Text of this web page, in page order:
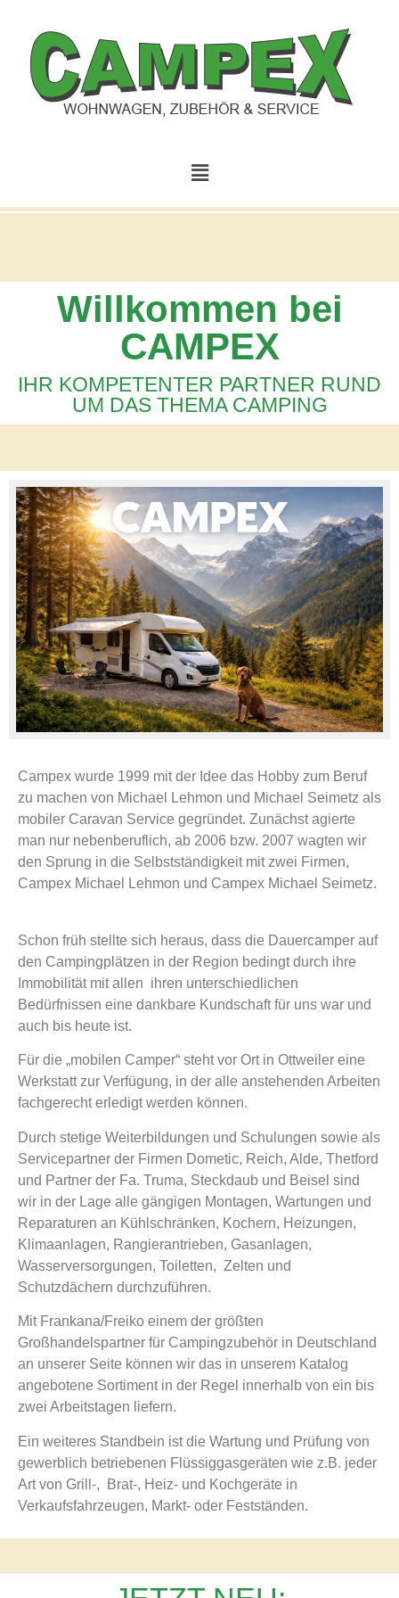
Willkommen bei
CAMPEX
IHR KOMPETENTER PARTNER RUND
UM DAS THEMA CAMPING
Campex wurde 1999 mit der Idee das Hobby zum Beruf
zu machen von Michael Lehmon und Michael Seimetz als
mobiler Caravan Service gegründet. Zunächst agierte
man nur nebenberuflich, ab 2006 bzw. 2007 wagten wir
den Sprung in die Selbstständigkeit mit zwei Firmen,
Campex Michael Lehmon und Campex Michael Seimetz.
Schon früh stellte sich heraus, dass die Dauercamper auf
den Campingplätzen in der Region bedingt durch ihre
Immobilität mit allen ihren unterschiedlichen
Bedürfnissen eine dankbare Kundschaft für uns war und
auch bis heute ist.
Für die „mobilen Camper“ steht vor Ort in Ottweiler eine
Werkstatt zur Verfügung, in der alle anstehenden Arbeiten
fachgerecht erledigt werden können.
Durch stetige Weiterbildungen und Schulungen sowie als
Servicepartner der Firmen Dometic, Reich, Alde, Thetford
und Partner der Fa. Truma, Steckdaub und Beisel sind
wir in der Lage alle gängigen Montagen, Wartungen und
Reparaturen an Kühlschränken, Kochern, Heizungen,
Klimaanlagen, Rangierantrieben, Gasanlagen,
Wasserversorgungen, Toiletten, Zelten und
Schutzdächern durchzuführen.
Mit Frankana/Freiko einem der größten
Großhandelspartner für Campingzubehör in Deutschland
an unserer Seite können wir das in unserem Katalog
angebotene Sortiment in der Regel innerhalb von ein bis
zwei Arbeitstagen liefern.
Ein weiteres Standbein ist die Wartung und Prüfung von
gewerblich betriebenen Flüssiggasgeräten wie z.B. jeder
Art von Grill-, Brat-, Heiz- und Kochgeräte in
Verkaufsfahrzeugen, Markt- oder Festständen.